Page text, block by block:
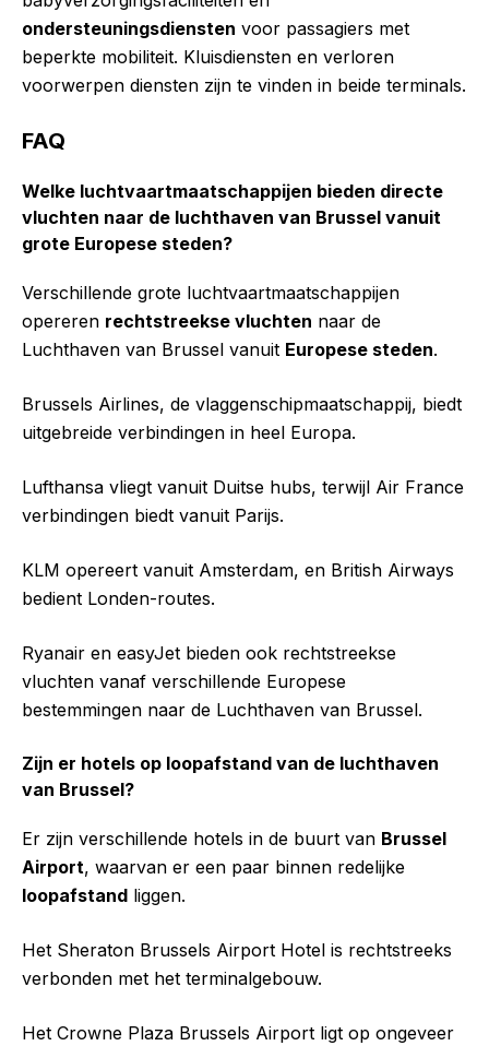
ondersteuningsdiensten voor passagiers met
beperkte mobiliteit. Kluisdiensten en verloren
voorwerpen diensten zijn te vinden in beide terminals.
FAQ
Welke luchtvaartmaatschappijen bieden directe
vluchten naar de luchthaven van Brussel vanuit
grote Europese steden?
Verschillende grote luchtvaartmaatschappijen
opereren rechtstreekse vluchten naar de
Luchthaven van Brussel vanuit Europese steden.
Brussels Airlines, de vlaggenschipmaatschappij, biedt
uitgebreide verbindingen in heel Europa.
Lufthansa vliegt vanuit Duitse hubs, terwijl Air France
verbindingen biedt vanuit Parijs.
KLM opereert vanuit Amsterdam, en British Airways
bedient Londen-routes.
Ryanair en easyJet bieden ook rechtstreekse
vluchten vanaf verschillende Europese
bestemmingen naar de Luchthaven van Brussel.
Zijn er hotels op loopafstand van de luchthaven
van Brussel?
Er zijn verschillende hotels in de buurt van Brussel
Airport, waarvan er een paar binnen redelijke
loopafstand liggen.
Het Sheraton Brussels Airport Hotel is rechtstreeks
verbonden met het terminalgebouw.
Het Crowne Plaza Brussels Airport ligt op ongeveer